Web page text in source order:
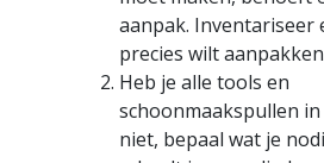
aanpak. Inventariseer
precies wilt
Heb je alle tools en
schoonmaakspullen in
niet, bepaal wat je